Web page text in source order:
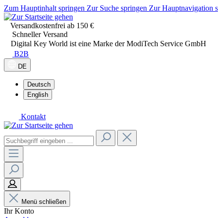
Zum Hauptinhalt springen Zur Suche springen Zur Hauptnavigation
Versandkostenfrei ab 150 €
Schneller Versand
Digital Key World ist eine Marke der ModiTech Service GmbH
B2B
DE
Deutsch
English
Kontakt
Menü schließen
Ihr Konto